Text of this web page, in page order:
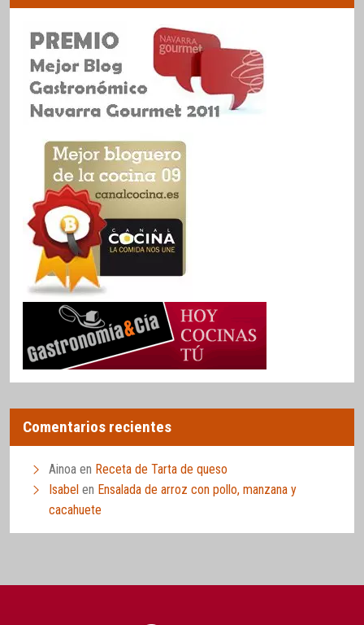
Comentarios recientes
Ainoa en Receta de Tarta de queso
Isabel en Ensalada de arroz con pollo, manzana y
cacahuete